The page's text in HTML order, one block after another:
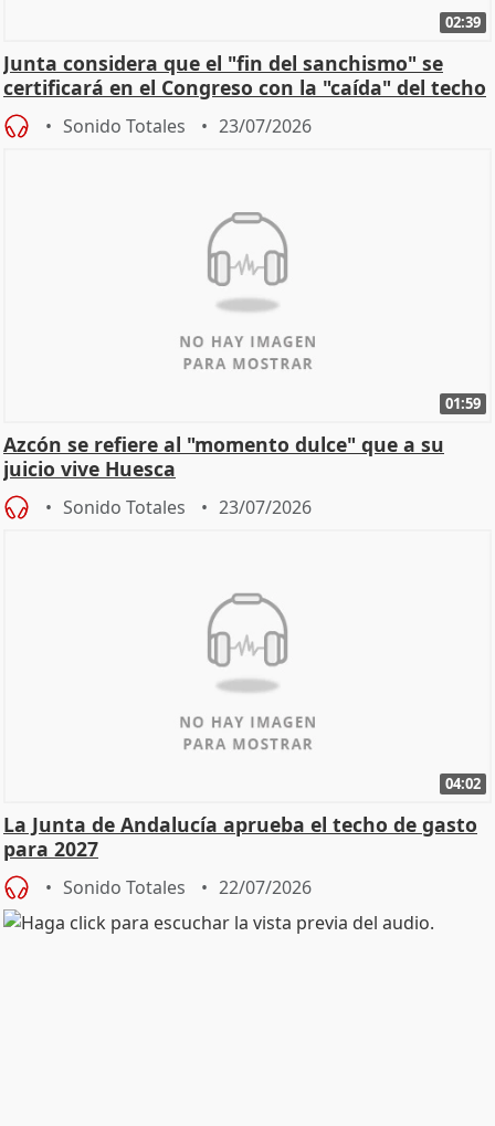
02:39
Junta considera que el "fin del sanchismo" se
certificará en el Congreso con la "caída" del techo
de
Sonido Totales 23/07/2026
01:59
Azcón se refiere al "momento dulce" que a su
juicio vive Huesca
Sonido Totales 23/07/2026
04:02
La Junta de Andalucía aprueba el techo de gasto
para 2027
Sonido Totales 22/07/2026